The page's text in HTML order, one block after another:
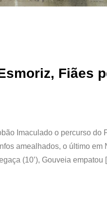
Fiães
Imaculado o percurso do
amealhados, o último em
(10’), Gouveia empatou